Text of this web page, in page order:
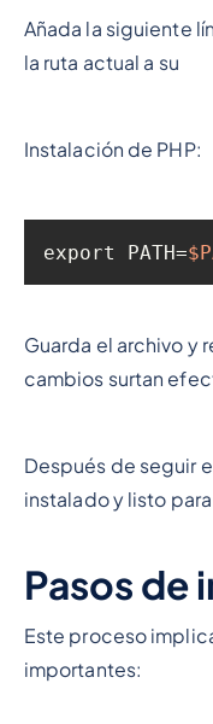
Añada la siguiente
la ruta actual a su
Instalación de PHP:
export PATH=
Guarda el archivo y
cambios surtan
Después de seguir
instalado y listo
Pasos de
Este proceso
importantes: